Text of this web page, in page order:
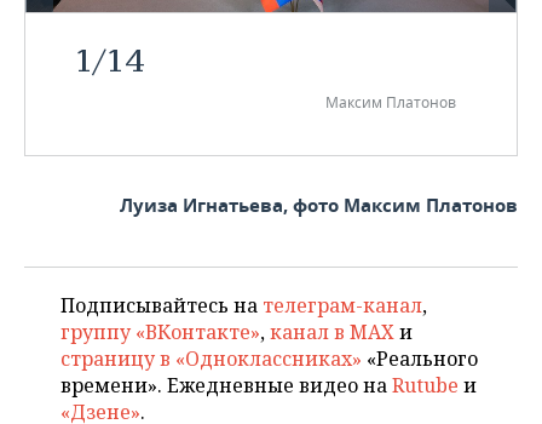
1/14
Максим Платонов
Луиза Игнатьева, фото Максим Платонов
Подписывайтесь на телеграм-канал,
группу «ВКонтакте»,канал в MAXи
страницу в «Одноклассниках» «Реального
времени». Ежедневные видео наRutube и
«Дзене».